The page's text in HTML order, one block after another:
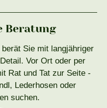
Beratung
Sie mit langjähriger
Vor Ort oder per
Rat und Tat zur Seite -
Lederhosen oder
suchen.